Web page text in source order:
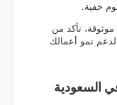
خفية.
تأكد من
نمو أعمالك
السعودية